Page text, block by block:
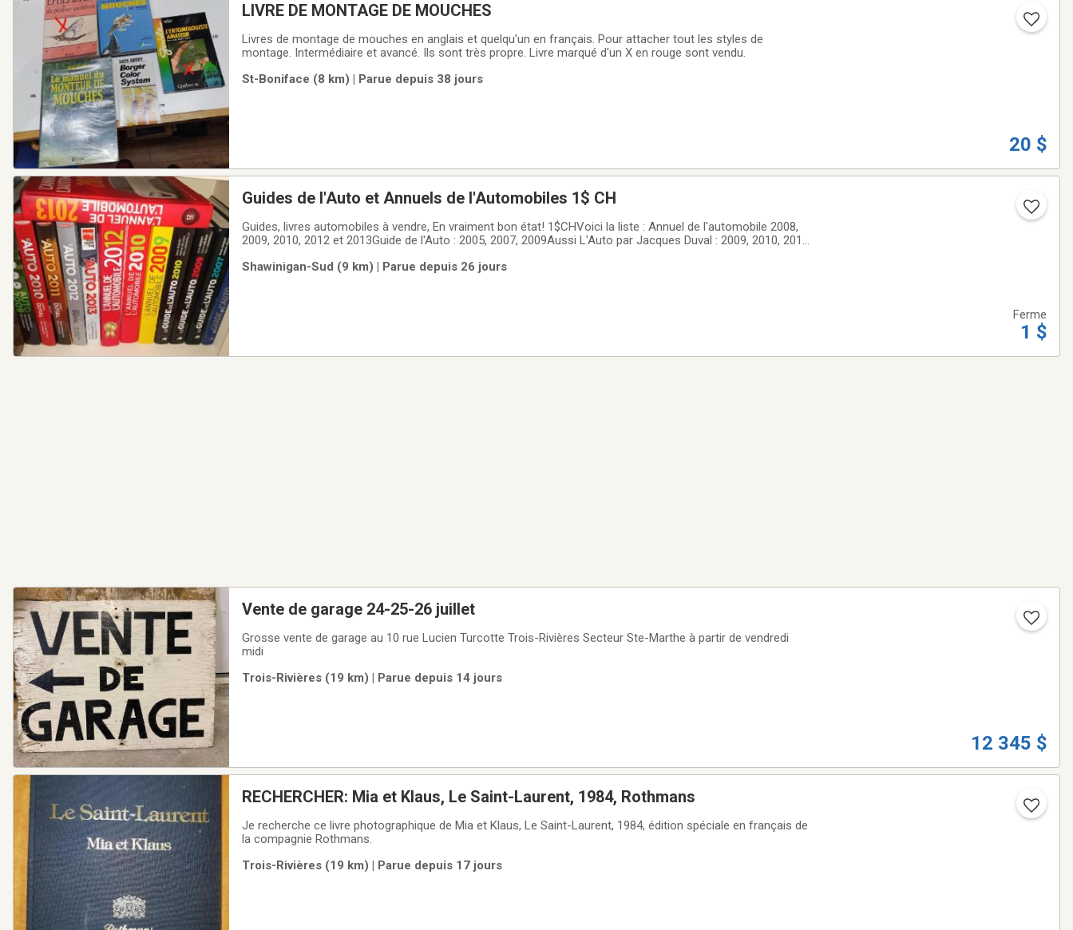
LIVRE DE MONTAGE DE MOUCHES
Livres de montage de mouches en anglais et quelqu'un en français. Pour attacher tout les styles de
montage. Intermédiaire et avancé. Ils sont très propre. Livre marqué d'un X en rouge sont vendu.
St-Boniface (8 km) | Parue depuis 38 jours
20 $
Guides de l'Auto et Annuels de l'Automobiles 1$ CH
Guides, livres automobiles à vendre, En vraiment bon état! 1$CHVoici la liste : Annuel de l'automobile 2008,
2009, 2010, 2012 et 2013Guide de l'Auto : 2005, 2007, 2009Aussi L'Auto par Jacques Duval : 2009, 2010, 2012
Shawinigan-Sud (9 km) | Parue depuis 26 jours
Ferme
1 $
Vente de garage 24-25-26 juillet
Grosse vente de garage au 10 rue Lucien Turcotte Trois-Rivières Secteur Ste-Marthe à partir de vendredi
midi
Trois-Rivières (19 km) | Parue depuis 14 jours
12 345 $
RECHERCHER: Mia et Klaus, Le Saint-Laurent, 1984, Rothmans
Je recherche ce livre photographique de Mia et Klaus, Le Saint-Laurent, 1984, édition spéciale en français de
la compagnie Rothmans.
Trois-Rivières (19 km) | Parue depuis 17 jours